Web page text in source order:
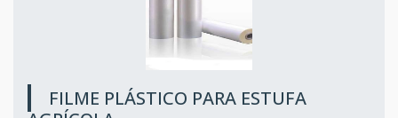
FILME PLÁSTICO PARA ESTUFA